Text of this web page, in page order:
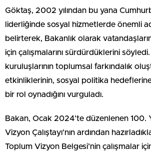
Göktaş, 2002 yılından bu yana
liderliğinde sosyal hizmetlerde önemli
belirterek, Bakanlık olarak vatandaşların
için çalışmalarını sürdürdüklerini
kuruluşlarının toplumsal farkındalık
etkinliklerinin, sosyal politika
bir rol oynadığını vurguladı.
Bakan, Ocak 2024’te düzenlenen 100.
Vizyon Çalıştayı’nın ardından
Toplum Vizyon Belgesi’nin çalışmalar